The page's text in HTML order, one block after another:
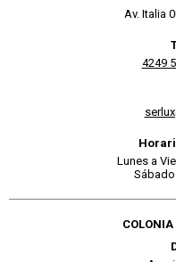
Av. Italia
4249
Lunes a
COLONIA